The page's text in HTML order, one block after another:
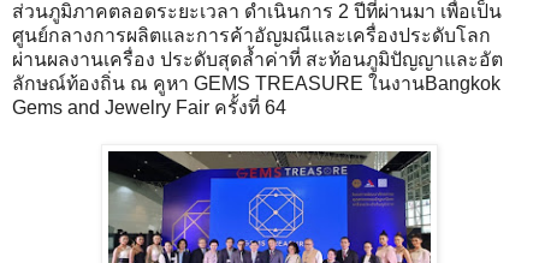
ส่วนภูมิภาคตลอดระยะเวลา ดำเนินการ 2 ปีที่ผ่านมา เพื่อเป็น
ศูนย์กลางการผลิตและการค้าอัญมณีและเครื่องประดับโลก
ผ่านผลงานเครื่อง ประดับสุดล้ำค่าที่ สะท้อนภูมิปัญญาและอัต
ลักษณ์ท้องถิ่น ณ คูหา GEMS TREASURE ในงานBangkok
Gems and Jewelry Fair ครั้งที่ 64